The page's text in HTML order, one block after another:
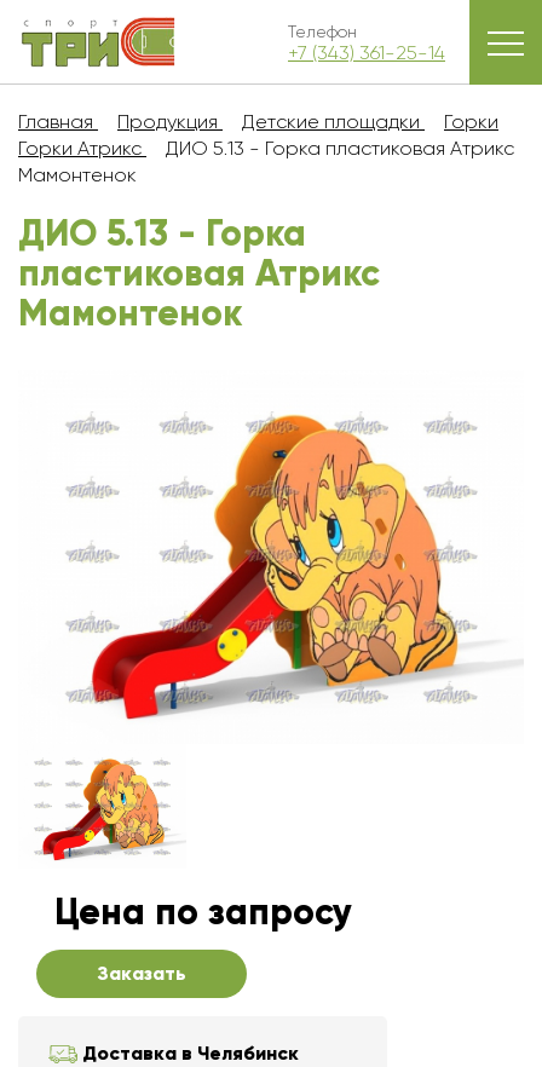
Телефон
+7 (343) 361-25-14
Главная Продукция Детские площадки
Горки
Горки Атрикс
ДИО 5.13 - Горка пластиковая Атрикс
Мамонтенок
ДИО 5.13 - Горка
пластиковая Атрикс
Мамонтенок
Цена по запросу
Заказать
Доставка в Челябинск